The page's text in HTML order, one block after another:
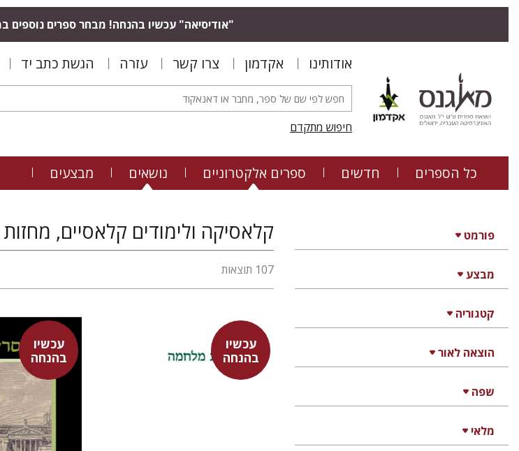
"אודיסיאה" עכשיו בהנחה! מבחר ספרים נוספים
אודותינו אקדמון צרו קשר עזרה הגשת כתב יד
חיפוש מתקדם
כל הספרים חדשים ספרים אלקטרוניים נושאים מבצעים
פורמט
מבצע
קטגוריה
הוצאה לאור
שפה
מלאי
קלאסיקה ולימודים קלאסיים,
107 תוצאות
עכשיו
בהנחה
פרונטינוס
דבורה גילולה
עכשיו
בהנחה
דוד גולן